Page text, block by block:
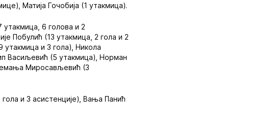
Матија Гочобија (1 утакмица).
6 голова и 2
Побулић (13 утакмица, 2 гола и 2
утакмица и 3 гола), Никола
Васиљевић (5 утакмица), Норман
Миросављевић (3
и 3 асистенције), Вања Панић